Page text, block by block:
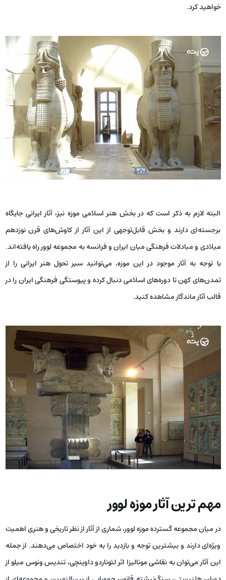
خواهید کرد.
البته لازم به ذکر است که در بخش هنر اسلامی موزه نیز، آثار ایرانی جایگاه
برجسته‌ای دارند و بخش قابل‌توجهی از این آثار از کاوش‌های قرن نوزدهم
میلادی و مبادلات فرهنگی میان ایران و فرانسه به مجموعه لوور راه یافته‌اند.
با توجه به آثار موجود در این موزه، می‌توانید سیر تحول هنر ایرانی را از
تمدن‌های کهن تا دوره‌های اسلامی دنبال کرده و پیوستگی فرهنگی ایران را در
قالب آثار ماندگار مشاهده کنید.
مهم ترین آثار موزه لوور
در میان مجموعه گسترده موزه لوور، شماری از آثار از نظر تاریخی و هنری اهمیت
ویژه‌ای دارند و بیشترین توجه و بازدید را به خود اختصاص می‌دهند. از جمله
این آثار می‌توان به نقاشی مونالیزا اثر لئوناردو داوینچی، تندیس ونوس میلو از